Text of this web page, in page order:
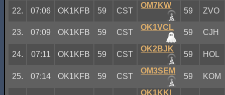
22. 07:06 OK1KFB 59 CST
OM7KW
59 ZVO
23. 07:09 OK1KFB 59 CST
OK1VCL
59 CJH
24. 07:11 OK1KFB 59 CST
OK2BJK
59 HOL
25. 07:14 OK1KFB 59 CST
OM3SEM
59 KOM
OK1KKI